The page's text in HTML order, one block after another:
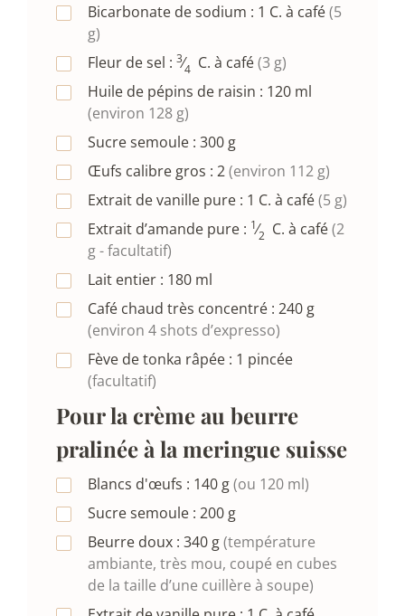
Bicarbonate de sodium : 1 C. à café(5
g)
Fleur de sel : 3⁄4 C. à café(3 g)
Huile de pépins de raisin : 120 ml
(environ 128 g)
Sucre semoule : 300 g
Œufs calibre gros : 2(environ 112 g)
Extrait de vanille pure : 1 C. à café(5 g)
Extrait d’amande pure : 1⁄2 C. à café(2
g - facultatif)
Lait entier : 180 ml
Café chaud très concentré : 240 g
(environ 4 shots d’expresso)
Fève de tonka râpée : 1 pincée
(facultatif)
Pour la crème au beurre
pralinée à la meringue suisse
Blancs d'œufs : 140 g(ou 120 ml)
Sucre semoule : 200 g
Beurre doux : 340 g(température
ambiante, très mou, coupé en cubes
de la taille d’une cuillère à soupe)